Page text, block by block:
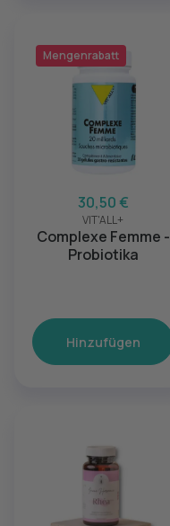
Mengenrabatt
30,50 €
VIT'ALL+
Complexe Femme -
Probiotika
Hinzufügen